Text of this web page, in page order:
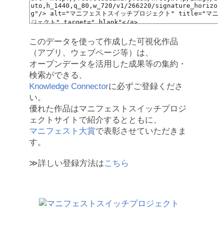
このデータを使って作成した可視化作品
（アプリ、ウェブページ等）は、
オープンデータを活用した成果等の集約・
検索ができる、
Knowledge Connectorに必ずご登録くださ
い。
優れた作品はマニフェストスイッチプロジ
ェクトサイトで紹介するとともに、
マニフェスト大賞で表彰させていただきま
す。
≫詳しい登録方法はこちら